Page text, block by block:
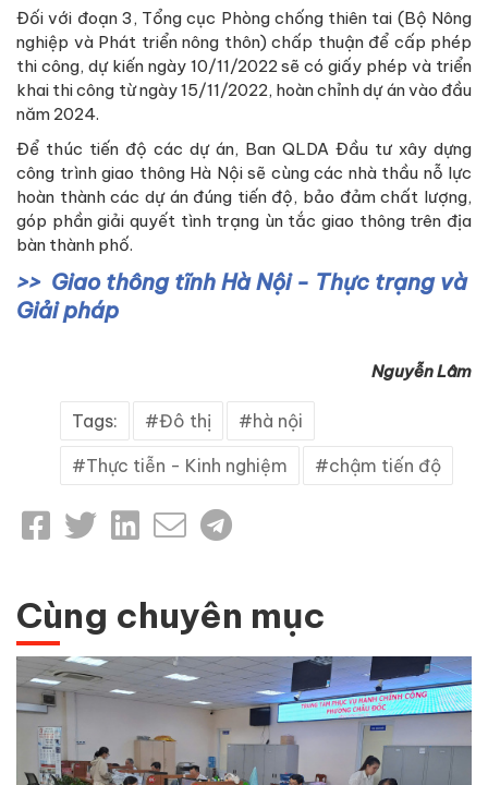
Đối với đoạn 3, Tổng cục Phòng chống thiên tai (Bộ Nông
nghiệp và Phát triển nông thôn) chấp thuận để cấp phép
thi công, dự kiến ngày 10/11/2022 sẽ có giấy phép và triển
khai thi công từ ngày 15/11/2022, hoàn chỉnh dự án vào đầu
năm 2024.
Để thúc tiến độ các dự án, Ban QLDA Đầu tư xây dựng
công trình giao thông Hà Nội sẽ cùng các nhà thầu nỗ lực
hoàn thành các dự án đúng tiến độ, bảo đảm chất lượng,
góp phần giải quyết tình trạng ùn tắc giao thông trên địa
bàn thành phố.
Giao thông tĩnh Hà Nội - Thực trạng và
Giải pháp
Nguyễn Lâm
Tags: Đô thị hà nội
Thực tiễn - Kinh nghiệm chậm tiến độ
Cùng chuyên mục